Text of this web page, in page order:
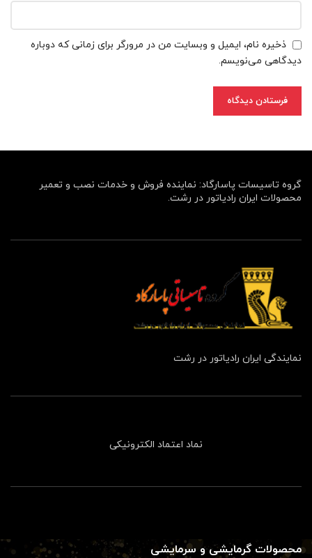
ذخیره نام، ایمیل و وبسایت من در مرورگر برای زمانی که دوباره
دیدگاهی می‌نویسم.
گروه تاسیسات پاسارگاد: نماینده فروش و خدمات نصب و تعمیر
محصولات ایران رادیاتور در رشت.
نمایندگی ایران رادیاتور در رشت
نماد اعتماد الکترونیکی
محصولات گرمایشی و سرمایشی